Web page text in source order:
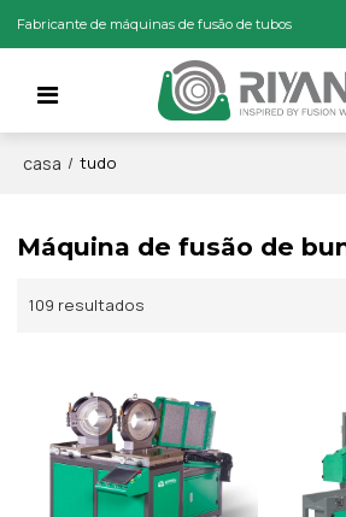
Fabricante de máquinas de fusão de tubos
casa / tudo
Máquina de fusão de
109 resultados